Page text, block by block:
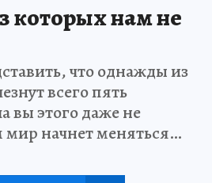
которых нам не
что однажды из
всего пять
вы этого даже не
мир начнет меняться…